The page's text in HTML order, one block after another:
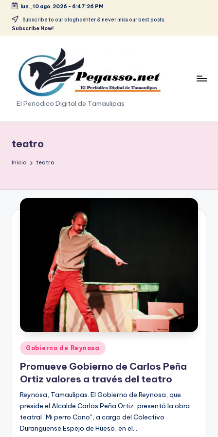
Saltar
lun., 10 ago. 2026 - 6:47:27 PM
Subscribe to our bloghashter & never miss our best posts.
Subscribe Now!
p
e
s
.
El Periodico Digital de Tamaulipas
teatro
Inicio teatro
Publicado
en
Gobierno de Reynosa
Promueve Gobierno de Carlos Peña
Ortiz valores a través del teatro
Reynosa, Tamaulipas. El Gobierno de Reynosa, que
preside el Alcalde Carlos Peña Ortiz, presentó la obra
teatral "Mi perro Cono", a cargo del Colectivo
Duranguense Espejo de Hueso, en el…